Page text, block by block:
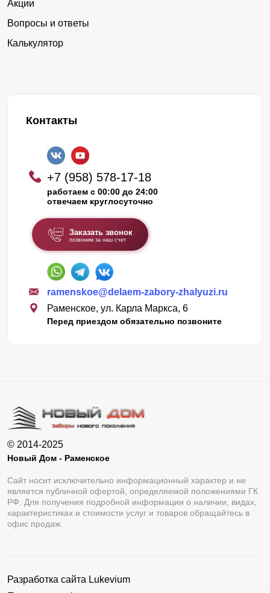
Акции
Вопросы и ответы
Калькулятор
Контакты
+7 (958) 578-17-18
работаем с 00:00 до 24:00
отвечаем круглосуточно
Заказать звонок
позвоним за наш счет
ramenskoe@delaem-zabory-zhalyuzi.ru
Раменское, ул. Карла Маркса, 6
Перед приездом обязательно позвоните
© 2014-2025
Новый Дом - Раменское
Сайт носит исключительно информационный характер и не
является публичной офертой, определяемой положениями ГК
РФ. Для получения подробной информации о наличии, видах,
характеристиках и стоимости услуг и товаров обращайтесь в
офис продаж.
Разработка сайта Lukevium